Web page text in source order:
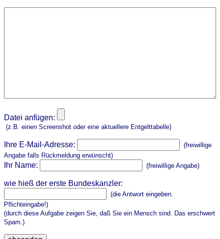
Datei anfügen:
(z.B. einen Screenshot oder eine aktuellere Entgelttabelle)
Ihre E-Mail-Adresse:
(freiwillige
Angabe falls Rückmeldung erwünscht)
Ihr Name: (freiwillige Angabe)
wie hieß der erste Bundeskanzler:
(die Antwort eingeben.
Pflichteingabe!)
(durch diese Aufgabe zeigen Sie, daß Sie ein Mensch sind. Das erschwert
Spam.)